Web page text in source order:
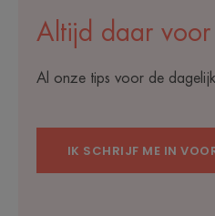
Altijd daar voor
Al onze tips voor de
IK SCHRIJF ME IN